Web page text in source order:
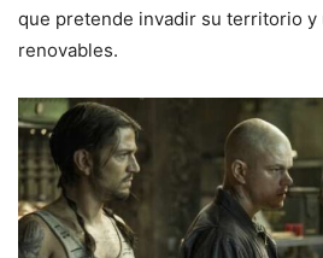
que pretende invadir su territorio
renovables.